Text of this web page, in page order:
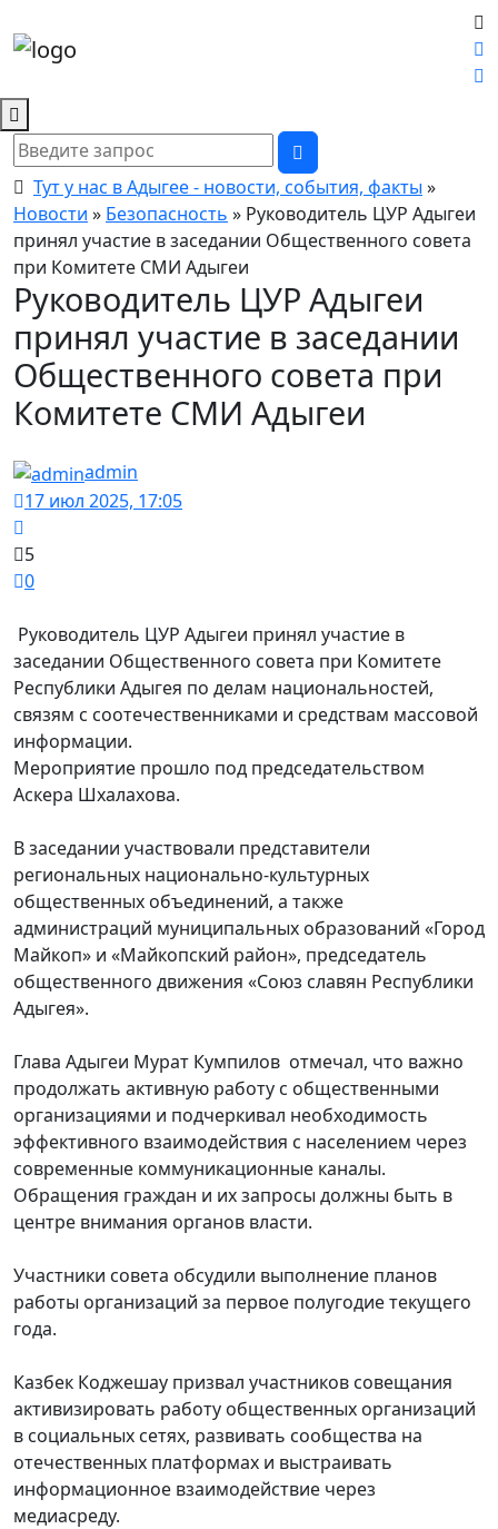
Тут у нас в Адыгее - новости, события, факты »
Новости » Безопасность » Руководитель ЦУР Адыгеи
принял участие в заседании Общественного совета
при Комитете СМИ Адыгеи
Руководитель ЦУР Адыгеи
принял участие в заседании
Общественного совета при
Комитете СМИ Адыгеи
admin
17 июл 2025, 17:05
5
0
Руководитель ЦУР Адыгеи принял участие в
заседании Общественного совета при Комитете
Республики Адыгея по делам национальностей,
связям с соотечественниками и средствам массовой
информации.
Мероприятие прошло под председательством
Аскера Шхалахова.
В заседании участвовали представители
региональных национально-культурных
общественных объединений, а также
администраций муниципальных образований «Город
Майкоп» и «Майкопский район», председатель
общественного движения «Союз славян Республики
Адыгея».
Глава Адыгеи Мурат Кумпилов отмечал, что важно
продолжать активную работу с общественными
организациями и подчеркивал необходимость
эффективного взаимодействия с населением через
современные коммуникационные каналы.
Обращения граждан и их запросы должны быть в
центре внимания органов власти.
Участники совета обсудили выполнение планов
работы организаций за первое полугодие текущего
года.
Казбек Коджешау призвал участников совещания
активизировать работу общественных организаций
в социальных сетях, развивать сообщества на
отечественных платформах и выстраивать
информационное взаимодействие через
медиасреду.